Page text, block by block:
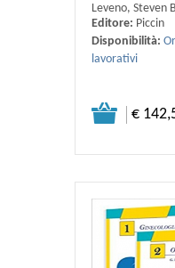
Leveno, Steven
Jodi Dashe,
Editore: Piccin
Disponibilità:
lavorativi
€